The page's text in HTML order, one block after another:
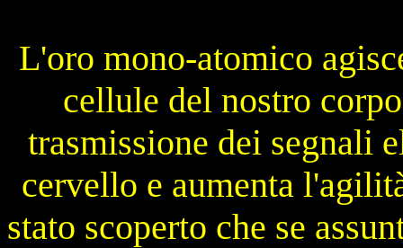
L'oro mono-atomico
cellule del nostro
trasmissione dei segnali
cervello e aumenta
stato scoperto che se